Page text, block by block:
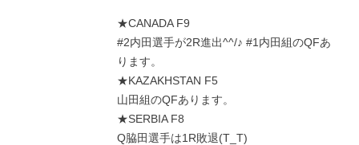
★CANADA F9
#2内田選手が2R進出^^/♪ #1内田組のQFあ
ります。
★KAZAKHSTAN F5
山田組のQFあります。
★SERBIA F8
Q脇田選手は1R敗退(T_T)